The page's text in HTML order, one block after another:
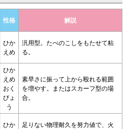
性格 解説
ひか
えめ
汎用型。たべのこしをもたせて粘
る。
ひか
えめ
おく
びょ
う
素早さに振って上から殴れる範囲
を増やす。またはスカーフ型の場
合。
ひか 足りない物理耐久を努力値で、火